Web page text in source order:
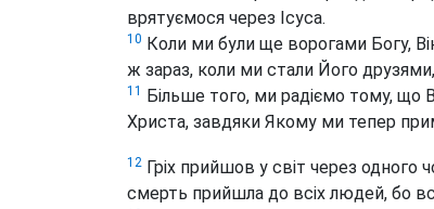
врятуємося через Ісуса.
10 Коли ми були ще ворогами Богу,
ж зараз, коли ми стали Його
11
Більше того, ми радіємо тому, що
Христа, завдяки Якому ми тепер
12 Гріх прийшов у світ через одного
смерть прийшла до всіх людей, бо